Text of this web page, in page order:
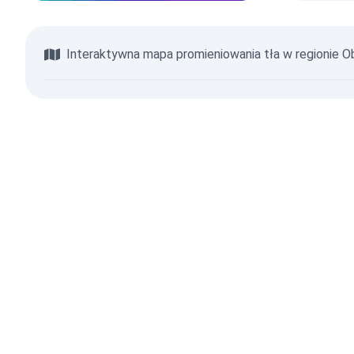
Interaktywna mapa promieniowania tła w regionie